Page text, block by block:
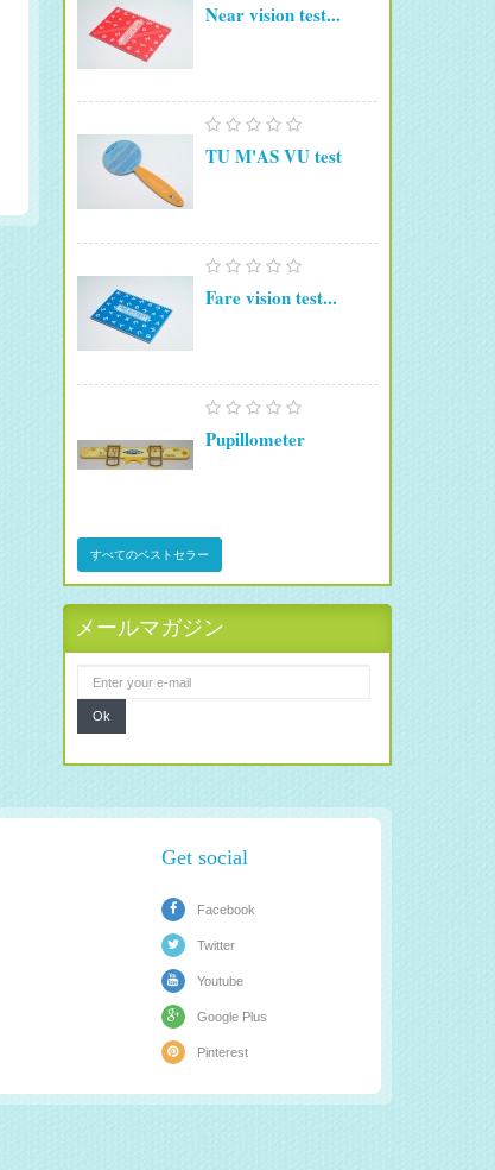
Near vision test...
TU M'AS VU test
Fare vision test...
Pupillometer
すべてのベストセラー
メールマガジン
Ok
Get social
Facebook
Twitter
Youtube
Google Plus
Pinterest